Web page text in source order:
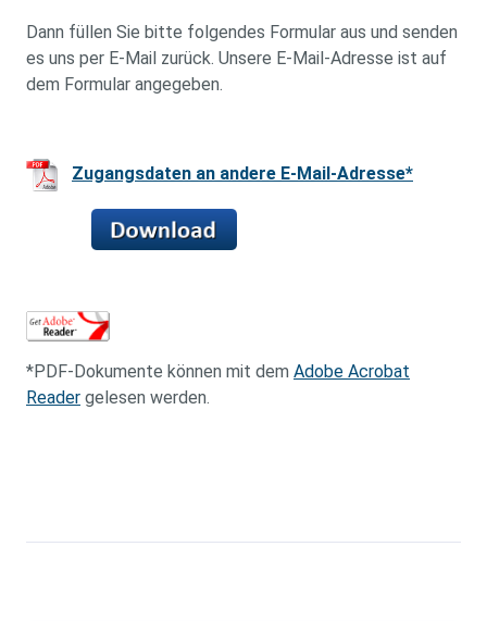
Dann füllen Sie bitte folgendes Formular aus und senden
es uns per E-Mail zurück. Unsere E-Mail-Adresse ist auf
dem Formular angegeben.
Zugangsdaten an andere E-Mail-Adresse*
*PDF-Dokumente können mit dem Adobe Acrobat
Reader gelesen werden.